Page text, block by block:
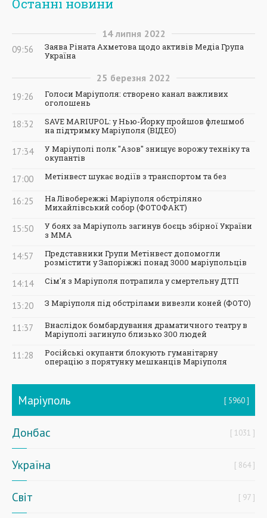
Останні новини
14 липня 2022
09:56
Заява Ріната Ахметова щодо активів Медіа Група
Україна
25 березня 2022
19:26
Голоси Маріуполя: створено канал важливих
оголошень
18:32
SAVE MARIUPOL: у Нью-Йорку пройшов флешмоб
на підтримку Маріуполя (ВІДЕО)
17:34
У Маріуполі полк "Азов" знищує ворожу техніку та
окупантів
17:00 Метінвест шукає водіїв з транспортом та без
16:25
На Лівобережжі Маріуполя обстріляно
Михайлівський собор (ФОТОФАКТ)
15:50
У боях за Маріуполь загинув боєць збірної України
з ММА
14:57
Представники Групи Метінвест допомогли
розмістити у Запоріжжі понад 3000 маріупольців
14:14 Сім'я з Маріуполя потрапила у смертельну ДТП
13:20 З Маріуполя під обстрілами вивезли коней (ФОТО)
11:37
Внаслідок бомбардування драматичного театру в
Маріуполі загинуло близько 300 людей
11:28
Російські окупанти блокують гуманітарну
операцію з порятунку мешканців Маріуполя
Маріуполь 5960
Донбас 1031
Україна 864
Світ 97